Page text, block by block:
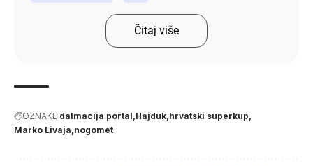
Čitaj više
OZNAKE dalmacija portal Hajduk hrvatski superkup
Marko Livaja nogomet